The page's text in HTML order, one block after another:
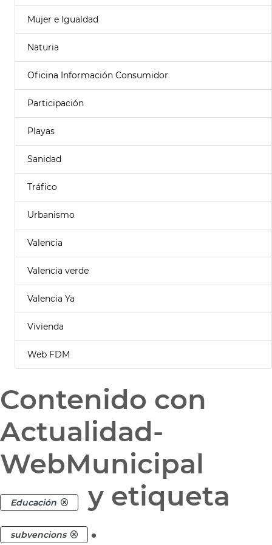
Mujer e Igualdad
Naturia
Oficina Información Consumidor
Participación
Playas
Sanidad
Tráfico
Urbanismo
Valencia
Valencia verde
Valencia Ya
Vivienda
Web FDM
Contenido con
Actualidad-
WebMunicipal
Educación y etiqueta
subvencions .